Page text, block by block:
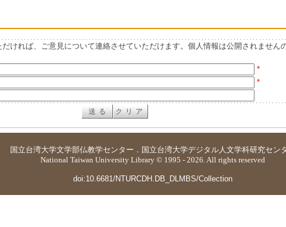
ければ、ご意見について連絡させていただけます。個人情報は公開されません
*
*
国立台湾大学文学部仏教学センター ． 国立台湾大学デジタル人文学科研究セン
National Taiwan University Library © 1995 - 2026. All rights reserved
doi:10.6681/NTURCDH.DB_DLMBS/Collection